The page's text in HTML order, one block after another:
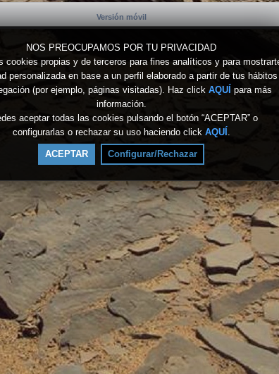
NOS PREOCUPAMOS POR TU PRIVACIDAD
cookies propias y de terceros para fines analíticos y para
personalizada en base a un perfil elaborado a partir de tus hábitos
(por ejemplo, páginas visitadas). Haz click AQUÍ para más
información.
aceptar todas las cookies pulsando el botón “ACEPTAR” o
configurarlas o rechazar su uso haciendo click AQUÍ .
ACEPTAR Configurar/Rechazar
Versión móvil